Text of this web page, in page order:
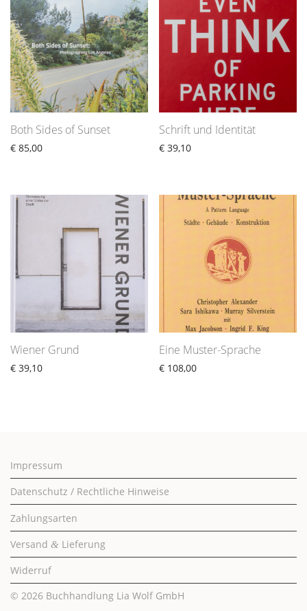
Both Sides of Sunset
€ 85,00
Schrift und Identität
€ 39,10
Wiener Grund
€ 39,10
Eine Muster-Sprache
€ 108,00
Impressum
Datenschutz / Rechtliche Hinweise
Zahlungsarten
Versand & Lieferung
Widerruf
© 2026 Buchhandlung Lia Wolf GmbH